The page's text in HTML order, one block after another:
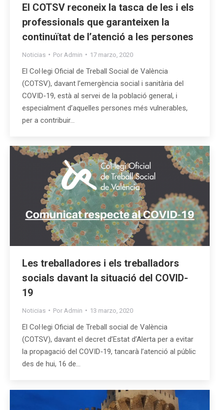
El COTSV reconeix la tasca de les i els
professionals que garanteixen la
continuïtat de l’atenció a les persones
Noticias Por Admin 17 marzo, 2020
El Col·legi Oficial de Treball Social de València
(COTSV), davant l’emergència social i sanitària del
COVID-19, està al servei de la població general, i
especialment d’aquelles persones més vulnerables,
per a contribuir…
Les treballadores i els treballadors
socials davant la situació del COVID-
19
Noticias Por Admin 13 marzo, 2020
El Col·legi Oficial de Treball social de València
(COTSV), davant el decret d’Estat d’Alerta per a evitar
la propagació del COVID-19, tancarà l’atenció al públic
des de hui, 16 de…